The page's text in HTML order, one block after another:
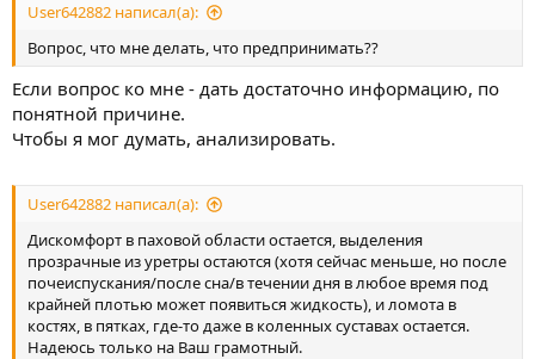
User642882 написал(а):
Вопрос, что мне делать, что предпринимать??
Если вопрос ко мне - дать достаточно информацию, по
понятной причине.
Чтобы я мог думать, анализировать.
User642882 написал(а):
Дискомфорт в паховой области остается, выделения
прозрачные из уретры остаются (хотя сейчас меньше, но после
почеиспускания/после сна/в течении дня в любое время под
крайней плотью может появиться жидкость), и ломота в
костях, в пятках, где-то даже в коленных суставах остается.
Надеюсь только на Ваш грамотный.